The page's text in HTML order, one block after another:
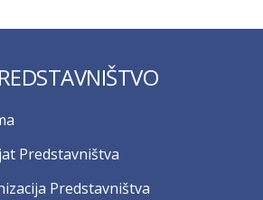
Predstavništva
Predstavništva